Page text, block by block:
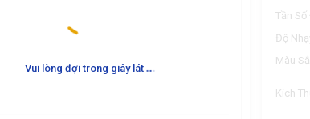
Vui lòng đợi trong giây lát ...
Tần
Độ
Màu
Kích